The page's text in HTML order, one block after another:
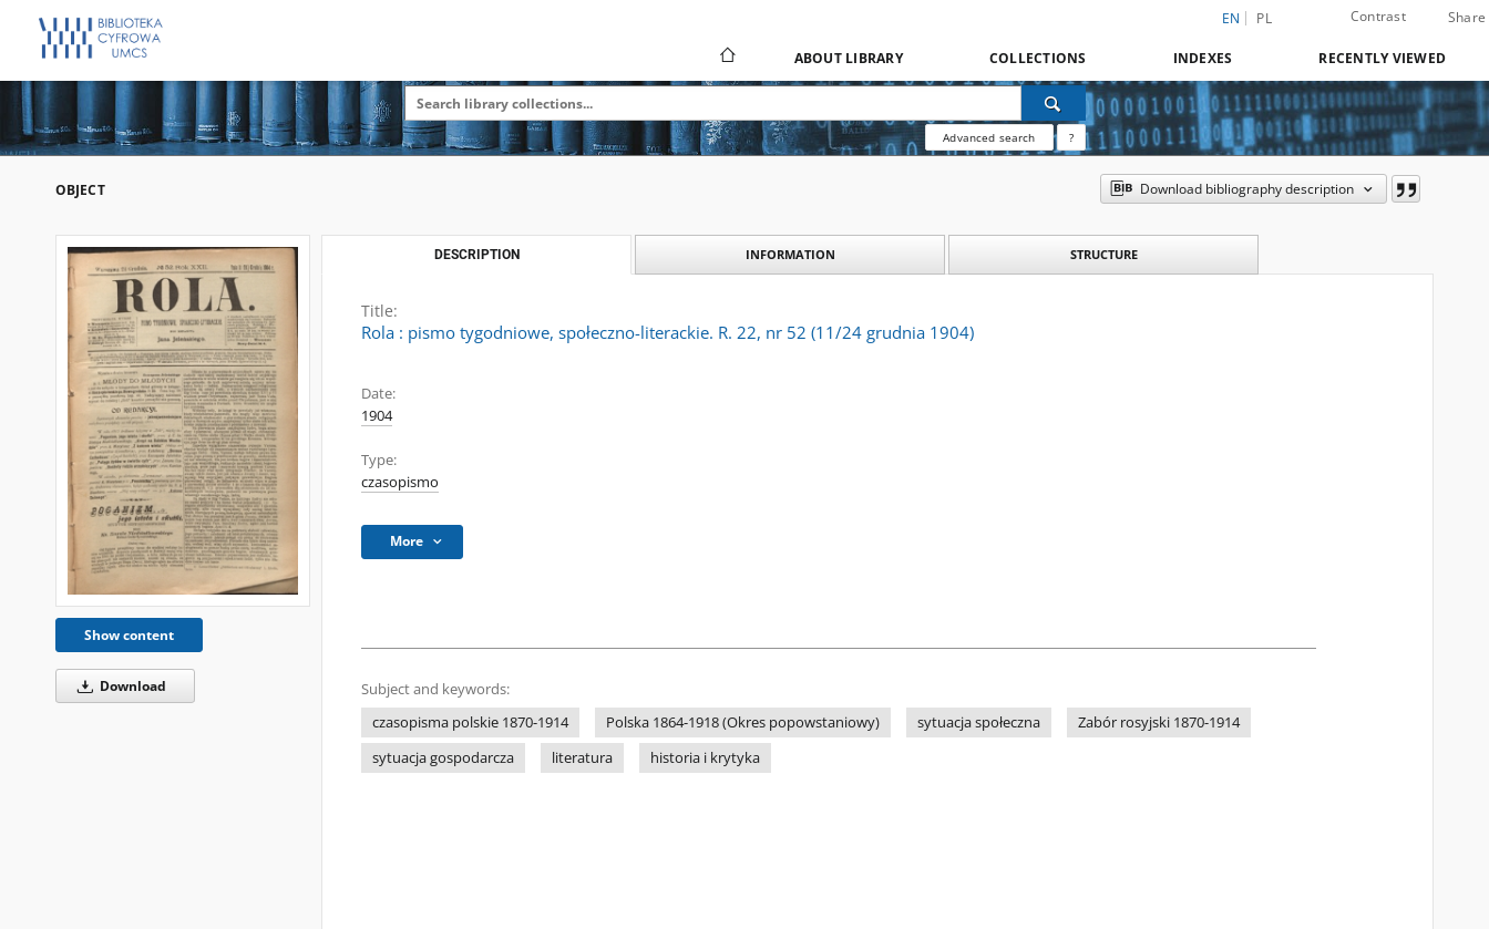
EN PL Contrast Share
ABOUT LIBRARY COLLECTIONS INDEXES RECENTLY VIEWED
Advanced search ?
OBJECT Download bibliography description
Show content
Download
DESCRIPTION INFORMATION STRUCTURE
Title:
Rola : pismo tygodniowe, społeczno-literackie. R. 22, nr 52 (11/24 grudnia 1904)
Date:
1904
Type:
czasopismo
More
Subject and keywords:
czasopisma polskie 1870-1914
Polska 1864-1918 (Okres popowstaniowy) sytuacja społeczna
Zabór rosyjski 1870-1914
sytuacja gospodarcza
literatura historia i krytyka